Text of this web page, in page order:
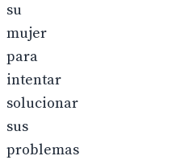
su
mujer
para
intentar
solucionar
sus
problemas